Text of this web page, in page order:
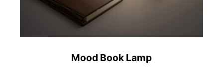
Mood Book Lamp